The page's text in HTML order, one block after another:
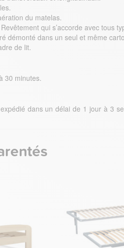
du matelas.
Revêtement qui s’accorde avec tous
démonté dans un seul et même
de lit.
30 minutes.
dans un délai de 1 jour à 3